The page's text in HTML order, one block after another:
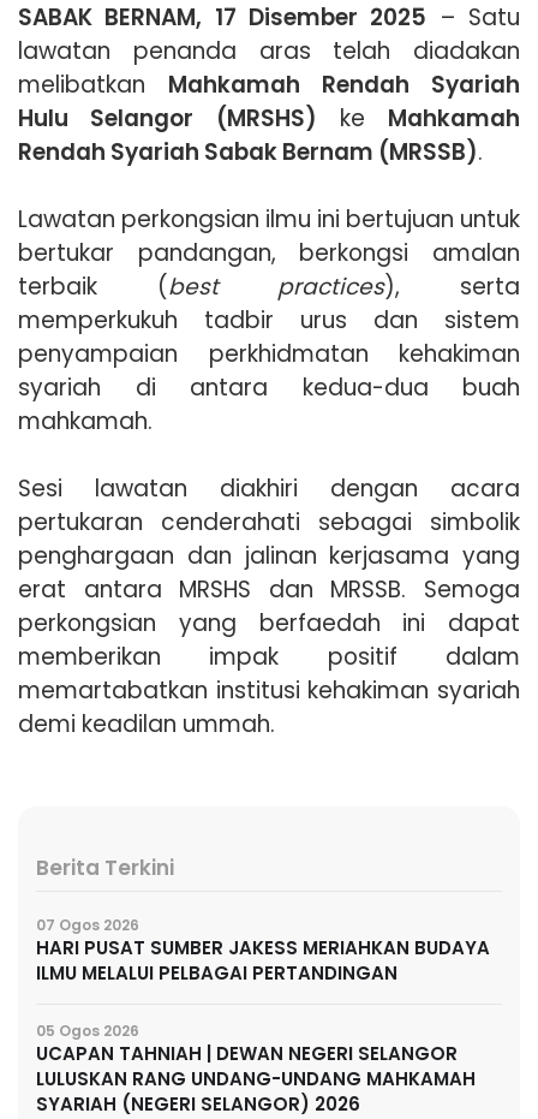
SABAK BERNAM, 17 Disember 2025 – Satu
lawatan penanda aras telah diadakan
melibatkan Mahkamah Rendah Syariah
Hulu Selangor (MRSHS) ke Mahkamah
Rendah Syariah Sabak Bernam (MRSSB).
Lawatan perkongsian ilmu ini bertujuan untuk
bertukar pandangan, berkongsi amalan
terbaik (best practices), serta
memperkukuh tadbir urus dan sistem
penyampaian perkhidmatan kehakiman
syariah di antara kedua-dua buah
mahkamah.
Sesi lawatan diakhiri dengan acara
pertukaran cenderahati sebagai simbolik
penghargaan dan jalinan kerjasama yang
erat antara MRSHS dan MRSSB. Semoga
perkongsian yang berfaedah ini dapat
memberikan impak positif dalam
memartabatkan institusi kehakiman syariah
demi keadilan ummah.
Berita Terkini
07 Ogos 2026
HARI PUSAT SUMBER JAKESS MERIAHKAN BUDAYA
ILMU MELALUI PELBAGAI PERTANDINGAN
05 Ogos 2026
UCAPAN TAHNIAH | DEWAN NEGERI SELANGOR
LULUSKAN RANG UNDANG-UNDANG MAHKAMAH
SYARIAH (NEGERI SELANGOR) 2026